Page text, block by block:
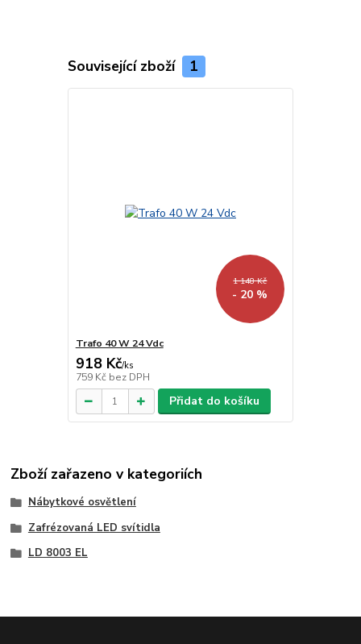
Související zboží 1
1 148 Kč
- 20 %
Trafo 40 W 24 Vdc
918 Kč/ks
759 Kč bez DPH
Přidat do košíku
Zboží zařazeno v kategoriích
Nábytkové osvětlení
Zafrézovaná LED svítidla
LD 8003 EL